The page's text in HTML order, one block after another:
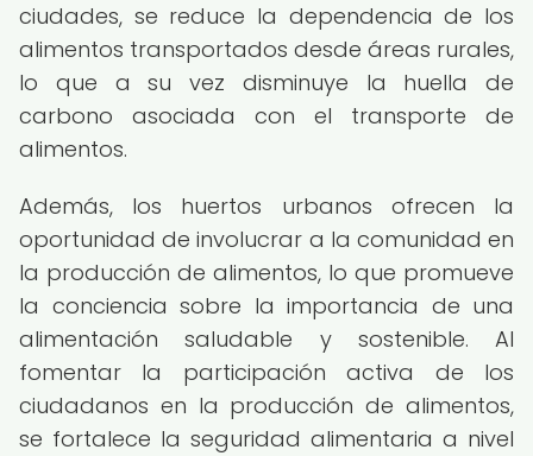
ciudades, se reduce la dependencia de los
alimentos transportados desde áreas rurales,
lo que a su vez disminuye la huella de
carbono asociada con el transporte de
alimentos.
Además, los huertos urbanos ofrecen la
oportunidad de involucrar a la comunidad en
la producción de alimentos, lo que promueve
la conciencia sobre la importancia de una
alimentación saludable y sostenible. Al
fomentar la participación activa de los
ciudadanos en la producción de alimentos,
se fortalece la seguridad alimentaria a nivel